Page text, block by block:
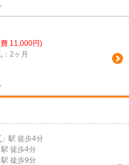
11,000円)
2ヶ月
」駅 徒歩4分
駅 徒歩4分
駅 徒歩9分